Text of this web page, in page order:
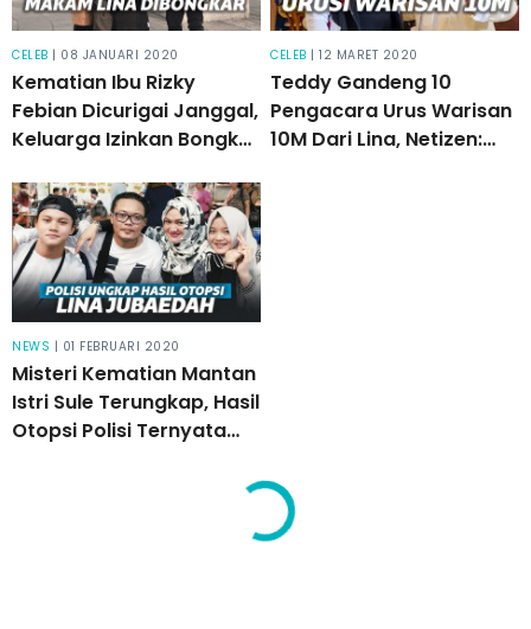
CELEB | 08 JANUARI 2020
Kematian Ibu Rizky
Febian Dicurigai Janggal,
Keluarga Izinkan Bongkar
CELEB | 12 MARET 2020
Teddy Gandeng 10
Pengacara Urus Warisan
10M Dari Lina, Netizen:
NEWS | 01 FEBRUARI 2020
Misteri Kematian Mantan
Istri Sule Terungkap, Hasil
Otopsi Polisi Ternyata